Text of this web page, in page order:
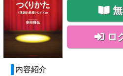
ロ
内容紹介